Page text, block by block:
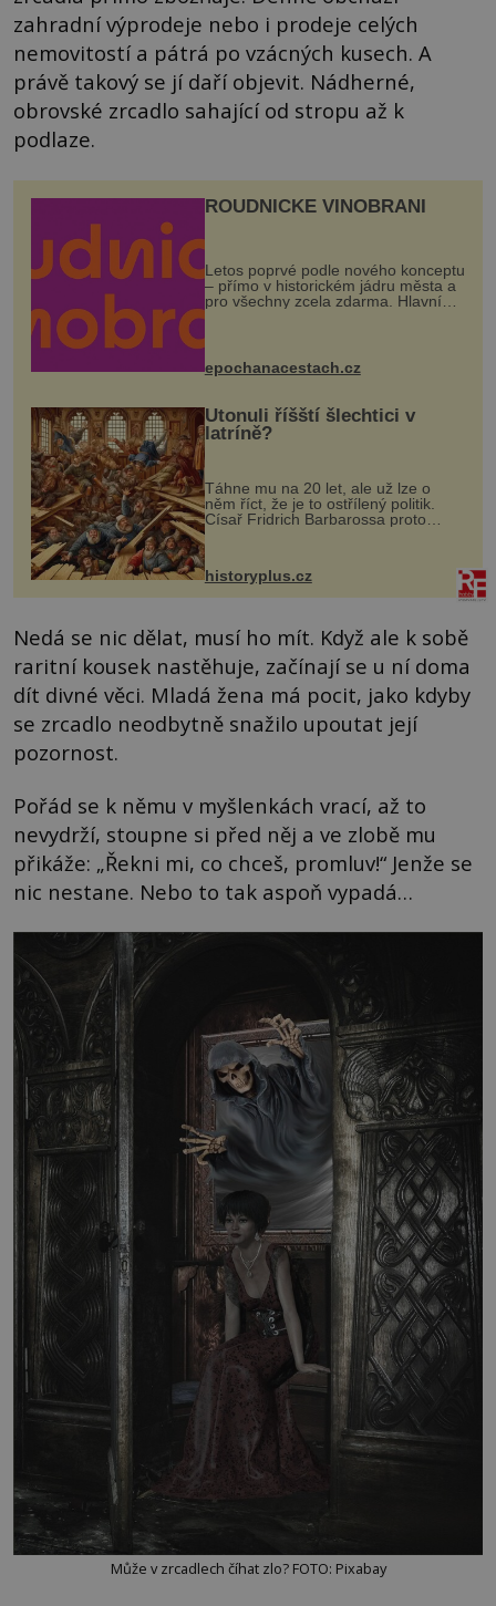
zahradní výprodeje nebo i prodeje celých
nemovitostí a pátrá po vzácných kusech. A
právě takový se jí daří objevit. Nádherné,
obrovské zrcadlo sahající od stropu až k
podlaze.
ROUDNICKÉ VINOBRANÍ
Letos poprvé podle nového konceptu
– přímo v historickém jádru města a
pro všechny zcela zdarma. Hlavní
program se odehraje na Karlově a
mohou těšit na víno, burčák, pes...
epochanacestach.cz
Utonuli říšští šlechtici v
latríně?
Táhne mu na 20 let, ale už lze o
něm říct, že je to ostřílený politik.
Císař Fridrich Barbarossa proto
posílá svého syna a dědice Jindřicha
VI. do Erfurtu, aby se stal
prostředníkem při řešení sporu m...
historyplus.cz
Nedá se nic dělat, musí ho mít. Když ale k sobě
raritní kousek nastěhuje, začínají se u ní doma
dít divné věci. Mladá žena má pocit, jako kdyby
se zrcadlo neodbytně snažilo upoutat její
pozornost.
Pořád se k němu v myšlenkách vrací, až to
nevydrží, stoupne si před něj a ve zlobě mu
přikáže: „Řekni mi, co chceš, promluv!“ Jenže se
nic nestane. Nebo to tak aspoň vypadá…
Může v zrcadlech číhat zlo? FOTO: Pixabay